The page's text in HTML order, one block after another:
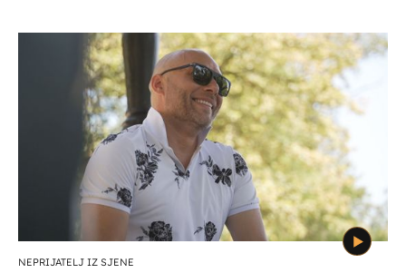
NEPRIJATELJ IZ SJENE